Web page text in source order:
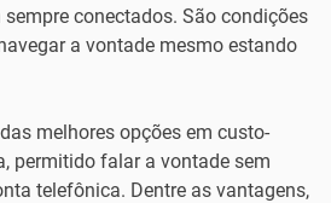
conectados. São condições
a vontade mesmo estando
melhores opções em custo-
permitido falar a vontade sem
telefônica. Dentre as vantagens,